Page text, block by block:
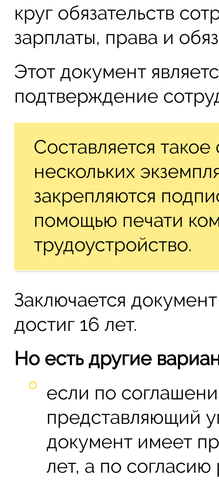
круг обязательств
зарплаты, права и
Этот документ
подтверждение
Составляется
нескольких
закрепляются
помощью печати
трудоустройство.
Заключается
достиг 16 лет.
Но есть другие
если по
представляющий
документ имеет
лет, а по